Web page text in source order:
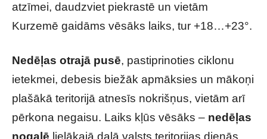
atzīmei, daudzviet piekrastē un vietām
Kurzemē gaidāms vēsāks laiks, tur +18…+23°.
Nedēļas otrajā pusē, pastiprinoties ciklonu
ietekmei, debesis biežāk apmāksies un mākoņi
plašākā teritorijā atnesīs nokrišņus, vietām arī
pērkona negaisu. Laiks kļūs vēsāks – nedēļas
nogalē lielākajā daļā valsts teritorijas dienās